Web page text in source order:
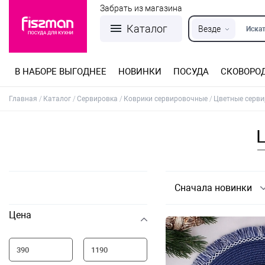
Каталог Везде
Забрать из магазина
В НАБОРЕ ВЫГОДНЕЕ НОВИНКИ ПОСУДА
Главная Каталог Сервировка Коврики сервировочные Цветные
Цена
Сначала новинки